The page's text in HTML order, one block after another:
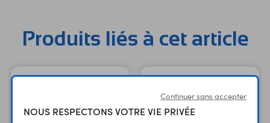
Produits liés à cet article
Continuer sans accepter
NOUS RESPECTONS VOTRE VIE PRIVÉE